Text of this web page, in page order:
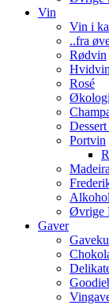
Vin
Vin i
..fra
Rødvin
Rosé
Portvin
Øvrige
Gaver